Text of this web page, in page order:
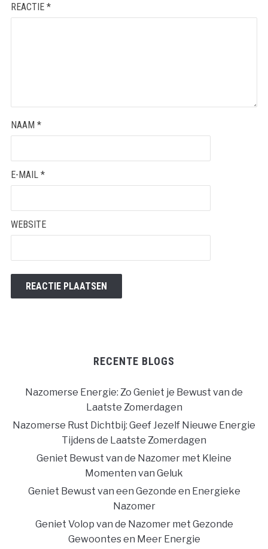
REACTIE *
NAAM *
E-MAIL *
WEBSITE
RECENTE BLOGS
Nazomerse Energie: Zo Geniet je Bewust van de
Laatste Zomerdagen
Nazomerse Rust Dichtbij: Geef Jezelf Nieuwe Energie
Tijdens de Laatste Zomerdagen
Geniet Bewust van de Nazomer met Kleine
Momenten van Geluk
Geniet Bewust van een Gezonde en Energieke
Nazomer
Geniet Volop van de Nazomer met Gezonde
Gewoontes en Meer Energie